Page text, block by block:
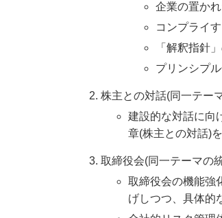
企業の置か
コンプライ
「解釈指針
プリンシプ
株主との対話(同一テー
建設的な対話に向
章(株主との対話)
取締役会(同一テーマの
取締役会の機能強
げしつつ、具体的